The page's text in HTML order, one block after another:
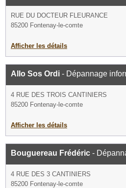
RUE DU DOCTEUR FLEURANCE
85200 Fontenay-le-comte
Afficher les détails
Allo Sos Ordi - Dépannage
4 RUE DES TROIS CANTINIERS
85200 Fontenay-le-comte
Afficher les détails
Bouguereau Frédéric -
4 RUE DES 3 CANTINIERS
85200 Fontenay-le-comte